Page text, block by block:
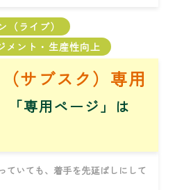
（ライブ）
メント・生産性向上
サブスク）専用
「専用ページ」は
ていても、着手を先延ばしにして